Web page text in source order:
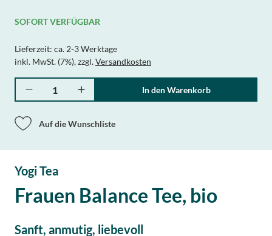
SOFORT VERFÜGBAR
Lieferzeit: ca. 2-3 Werktage
inkl. MwSt. (7%),zzgl.Versandkosten
In den Warenkorb
Auf die Wunschliste
Yogi Tea
Frauen Balance Tee, bio
Sanft, anmutig, liebevoll